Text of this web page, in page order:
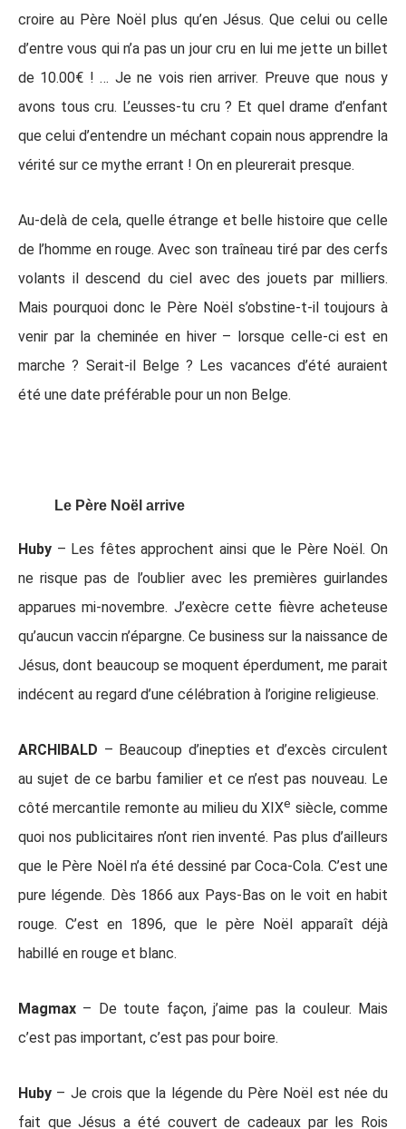
croire au Père Noël plus qu’en Jésus. Que celui ou celle
d’entre vous qui n’a pas un jour cru en lui me jette un billet
de 10.00€ ! … Je ne vois rien arriver. Preuve que nous y
avons tous cru. L’eusses-tu cru ? Et quel drame d’enfant
que celui d’entendre un méchant copain nous apprendre la
vérité sur ce mythe errant ! On en pleurerait presque.
Au-delà de cela, quelle étrange et belle histoire que celle
de l’homme en rouge. Avec son traîneau tiré par des cerfs
volants il descend du ciel avec des jouets par milliers.
Mais pourquoi donc le Père Noël s’obstine-t-il toujours à
venir par la cheminée en hiver – lorsque celle-ci est en
marche ? Serait-il Belge ? Les vacances d’été auraient
été une date préférable pour un non Belge.
Le Père Noël arrive
Huby – Les fêtes approchent ainsi que le Père Noël. On
ne risque pas de l’oublier avec les premières guirlandes
apparues mi-novembre. J’exècre cette fièvre acheteuse
qu’aucun vaccin n’épargne. Ce business sur la naissance de
Jésus, dont beaucoup se moquent éperdument, me parait
indécent au regard d’une célébration à l’origine religieuse.
ARCHIBALD – Beaucoup d’inepties et d’excès circulent
au sujet de ce barbu familier et ce n’est pas nouveau. Le
côté mercantile remonte au milieu du XIXe siècle, comme
quoi nos publicitaires n’ont rien inventé. Pas plus d’ailleurs
que le Père Noël n’a été dessiné par Coca-Cola. C’est une
pure légende. Dès 1866 aux Pays-Bas on le voit en habit
rouge. C’est en 1896, que le père Noël apparaît déjà
habillé en rouge et blanc.
Magmax – De toute façon, j’aime pas la couleur. Mais
c’est pas important, c’est pas pour boire.
Huby – Je crois que la légende du Père Noël est née du
fait que Jésus a été couvert de cadeaux par les Rois